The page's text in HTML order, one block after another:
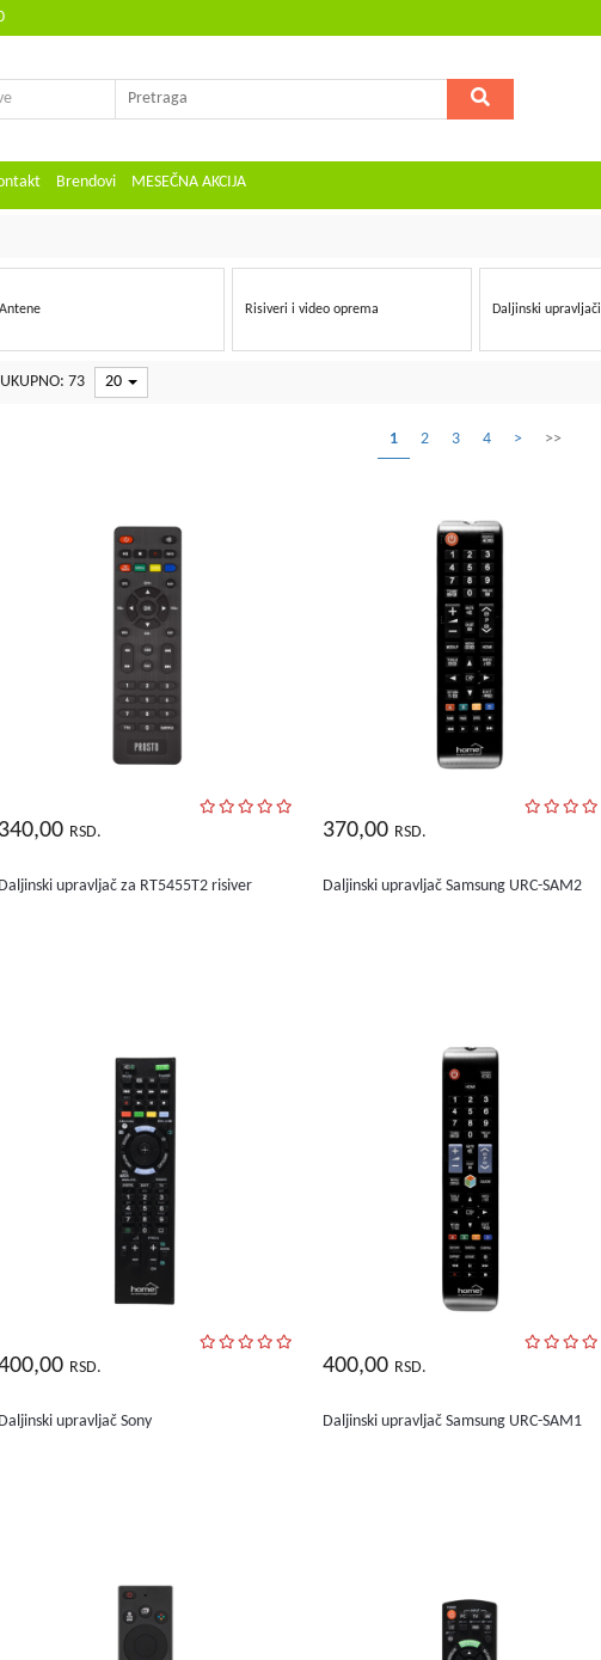
Brendovi MESEČNA AKCIJA
Antene Risiveri i video oprema Daljinski upravljači
UKUPNO: 73 20
1 2 3 4 > >>
340,00 RSD.
Daljinski upravljač za RT5455T2 risiver
370,00 RSD.
Daljinski upravljač Samsung URC-SAM2
RSD.
Daljinski upravljač Sony
400,00 RSD.
Daljinski upravljač Samsung URC-SAM1